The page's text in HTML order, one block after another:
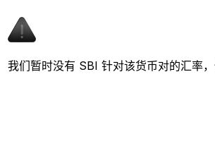
我们暂时没有 SBI 针对该货币对的汇率